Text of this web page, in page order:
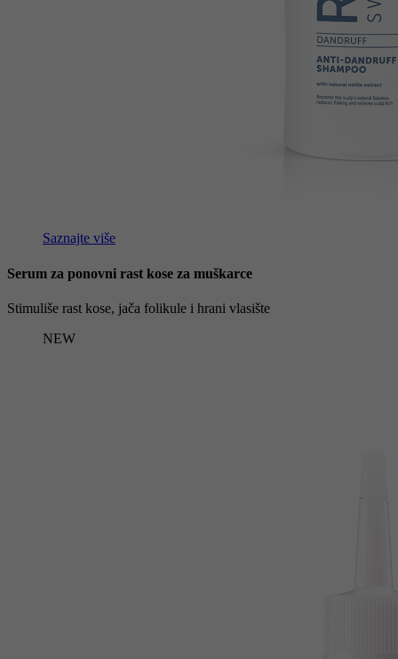
Saznajte više
Serum za ponovni rast kose za muškarce
Stimuliše rast kose, jača folikule i hrani vlasište
NEW